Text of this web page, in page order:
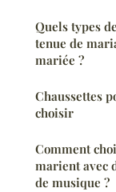
Quels types
tenue de
mariée ?
Chaussettes
choisir
Comment
marient avec
de musique ?